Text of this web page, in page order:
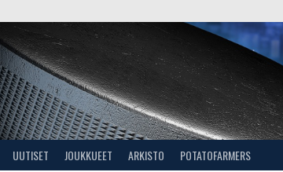
UUTISET JOUKKUEET ARKISTO POTATOFARMERS